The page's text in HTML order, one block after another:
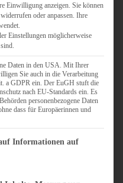
& SANDWICHES
DEM TISCH
& FISCH
/ BARBECUE
BACKEN
POT-GERICHTE
NUDELGERICHTE
& QUICHES
& RISOTTO
& SNACKS
Einwilligung anzeigen. Sie können
widerrufen oder anpassen. Ihre
Einstellungen möglicherweise
Daten in den USA. Mit Ihrer
Sie auch in die Verarbeitung
a GDPR ein. Der EuGH stuft die
nach EU-Standards ein. Es
personenbezogene Daten
dass für Europäerinnen und
des IAB Transparency and Consent
Informationen auf